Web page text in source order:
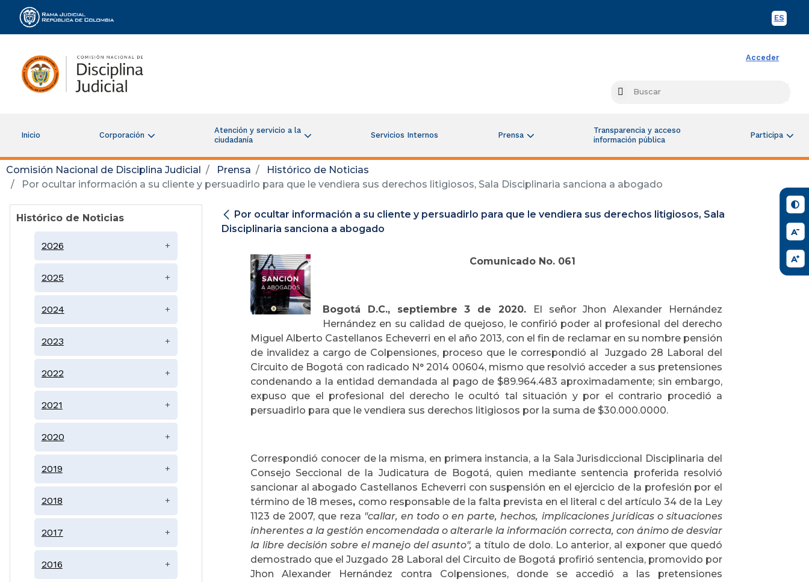
ES
Rama Judicial
Acceder
Inicio Corporación
Atención y servicio a la
ciudadanía
Servicios Internos Prensa
Transparencia y acceso
información pública
Participa
Comisión Nacional de Disciplina Judicial Prensa
Histórico de Noticias
Por ocultar información a su cliente y persuadirlo para que le vendiera sus derechos litigiosos, Sala Disciplinaria sanciona a abogado
Histórico de Noticias
2026 +
2025 +
2024 +
2023 +
2022 +
2021 +
2020 +
2019 +
2018 +
2017 +
2016 +
Por ocultar información a su cliente y persuadirlo para que le vendiera sus derechos litigiosos, Sala
Disciplinaria sanciona a abogado
Comunicado No. 061
Bogotá D.C., septiembre 3 de 2020.
El señor Jhon Alexander Hernández
Hernández en su calidad de quejoso, le confirió poder al profesional del derecho
Miguel Alberto Castellanos Echeverri en el año 2013, con el fin de reclamar en su nombre pensión
de invalidez a cargo de Colpensiones, proceso que le correspondió al Juzgado 28 Laboral del
Circuito de Bogotá con radicado N° 2014 00604, mismo que resolvió acceder a sus pretensiones
condenando a la entidad demandada al pago de $89.964.483 aproximadamente; sin embargo,
expuso que el profesional del derecho le ocultó tal situación y por el contrario procedió a
persuadirlo para que le vendiera sus derechos litigiosos por la suma de $30.000.0000.
Correspondió conocer de la misma, en primera instancia, a la Sala Jurisdiccional Disciplinaria del
Consejo Seccional de la Judicatura de Bogotá, quien mediante sentencia proferida resolvió
sancionar al abogado Castellanos Echeverri con suspensión en el ejercicio de la profesión por el
término de 18 meses, como responsable de la falta prevista en el literal c del artículo 34 de la Ley
1123 de 2007, que reza "callar, en todo o en parte, hechos, implicaciones jurídicas o situaciones
inherentes a la gestión encomendada o alterarle la información correcta, con ánimo de desviar
la libre decisión sobre el manejo del asunto", a título de dolo. Lo anterior, al exponer que quedó
demostrado que el Juzgado 28 Laboral del Circuito de Bogotá profirió sentencia, promovido por
Jhon Alexander Hernández contra Colpensiones, donde se accedió a las pretensiones